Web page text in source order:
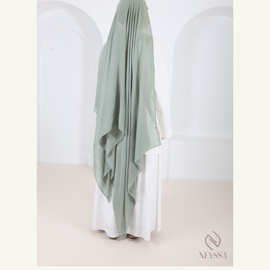
Material aus Baumwolle bietet er Ihnen Tragekomfort und vielseitige
Styling-Möglichkeiten. Ob als Kopftuch oder um den Hals gewickelt, der
Nadlen Schal verleiht Ihrem Outfit den letzten Schliff.
Hoher Tragekomfort und erschwinglicher Preis:
Unsere Muslima Damen Schals, einschließlich des Nadlen Schals, bieten
Ihnen nicht nur einen erstklassigen Tragekomfort dank des Stretch-
Materials, sondern auch einen erschwinglichen Preis. Wir möchten, dass
unsere hochwertigen Schals für jedermann zugänglich sind, ohne dabei
Kompromisse bei der Qualität einzugehen.
Holen Sie sich noch heute Ihren Muslima Damen Schal und erleben Sie die
perfekte Kombination aus Stil, Eleganz und Komfort. Durchstöbern Sie
unsere Kollektion, fügen Sie Ihre Favoriten zur Wunschliste hinzu und
vergleichen Sie die Preise, um den besten Deal für den Nadlen Schal zu
erhalten. Unsere Schals sind ein absolutes Must-Have und ein
unverzichtbares Accessoire für jede muslimische Frau. Bestellen Sie jetzt
und bereichern Sie Ihren Kleiderschrank mit einem erstklassigen Muslima
Mit einer schnellen Ansicht können Sie verschiedene Designs vergleichen
und Ihre Favoriten zur Wunschliste hinzufügen. Unsere Schals bestehen
aus einer luxuriösen Baumwollmischung mit Stretch-Eigenschaften für
optimalen Tragekomfort. Sie sind mit Premium-Details wie Fransen und
exquisiten Verzierungen versehen und bieten vielseitige Styling-
Möglichkeiten. Ein unverzichtbares Accessoire ist der Hidschab, der
perfekt zu unserem Sortiment passt. Bestellen Sie noch heute Ihren neuen
Schal, einschließlich des neuesten Nadlen Schals, zu erschwinglichen